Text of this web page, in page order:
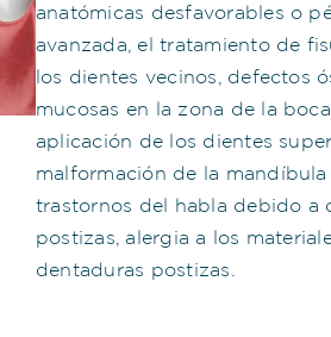
anatómicas desfavorables o
avanzada, el tratamiento de
los dientes vecinos, defectos
mucosas en la zona de la
aplicación de los dientes
malformación de la mandíbula
trastornos del habla debido a
postizas, alergia a los
dentaduras postizas.